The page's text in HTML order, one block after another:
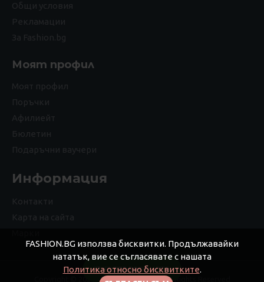
Общи условия
Рекламации
За Fashion.bg
Моят профил
Моят профил
Поръчки
Афилиейт
Бюлетин
Подаръчни ваучери
Информация
Контакти
Карта на сайта
Copyright © 2026 Дизайнерс ЕООД, All Rights Reserved
FASHION.BG използва бисквитки. Продължавайки
нататък, вие се съгласявате с нашата
Политика относно бисквитките.
FILTER PRODUCTS